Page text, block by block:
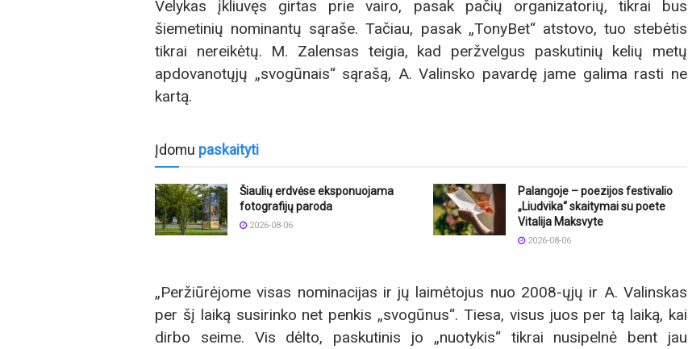
Velykas įkliuvęs girtas prie vairo, pasak pačių organizatorių, tikrai bus
šiemetinių nominantų sąraše. Tačiau, pasak „TonyBet“ atstovo, tuo stebėtis
tikrai nereikėtų. M. Zalensas teigia, kad peržvelgus paskutinių kelių metų
apdovanotųjų „svogūnais“ sąrašą, A. Valinsko pavardę jame galima rasti ne
kartą.
Įdomu paskaityti
Šiaulių erdvėse eksponuojama
fotografijų paroda
2026-08-06
Palangoje – poezijos festivalio
„Liudvika“ skaitymai su poete
Vitalija Maksvyte
2026-08-06
„Peržiūrėjome visas nominacijas ir jų laimėtojus nuo 2008-ųjų ir A. Valinskas
per šį laiką susirinko net penkis „svogūnus“. Tiesa, visus juos per tą laiką, kai
dirbo seime. Vis dėlto, paskutinis jo „nuotykis“ tikrai nusipelnė bent jau